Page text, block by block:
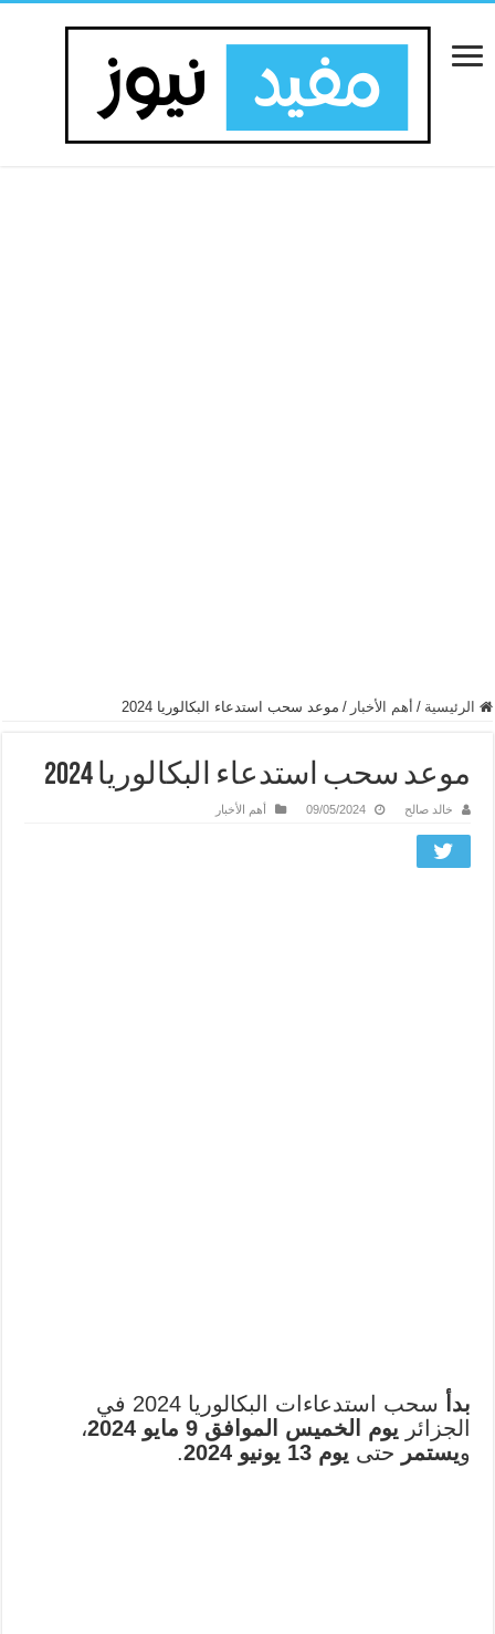
الرئيسية / أهم الأخبار / موعد سحب استدعاء البكالوريا 2024
موعد سحب استدعاء البكالوريا 2024
خالد صالح 09/05/2024 أهم الأخبار
بدأ
سحب استدعاءات البكالوريا 2024 في
الجزائر يوم الخميس الموافق 9 مايو 2024
،
ويستمر حتى يوم 13 يونيو 2024 .